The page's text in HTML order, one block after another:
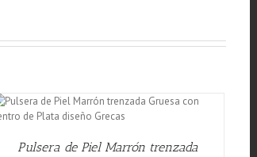
Pulsera de Piel Marrón trenzada